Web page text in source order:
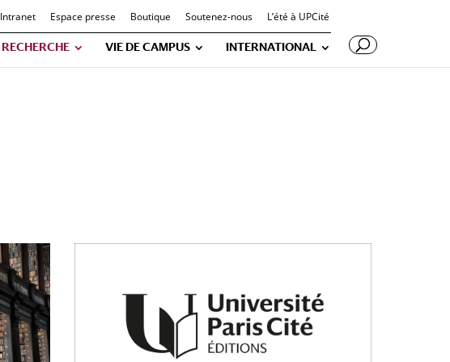
Intranet Espace presse Boutique Soutenez-nous L’été à UPCité
RECHERCHE VIE DE CAMPUS INTERNATIONAL